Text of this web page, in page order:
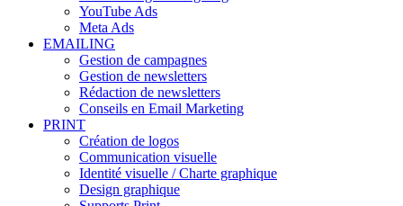
YouTube Ads
Meta Ads
EMAILING
Gestion de campagnes
Gestion de newsletters
Rédaction de newsletters
Conseils en Email Marketing
PRINT
Création de logos
Communication visuelle
Identité visuelle / Charte graphique
Design graphique